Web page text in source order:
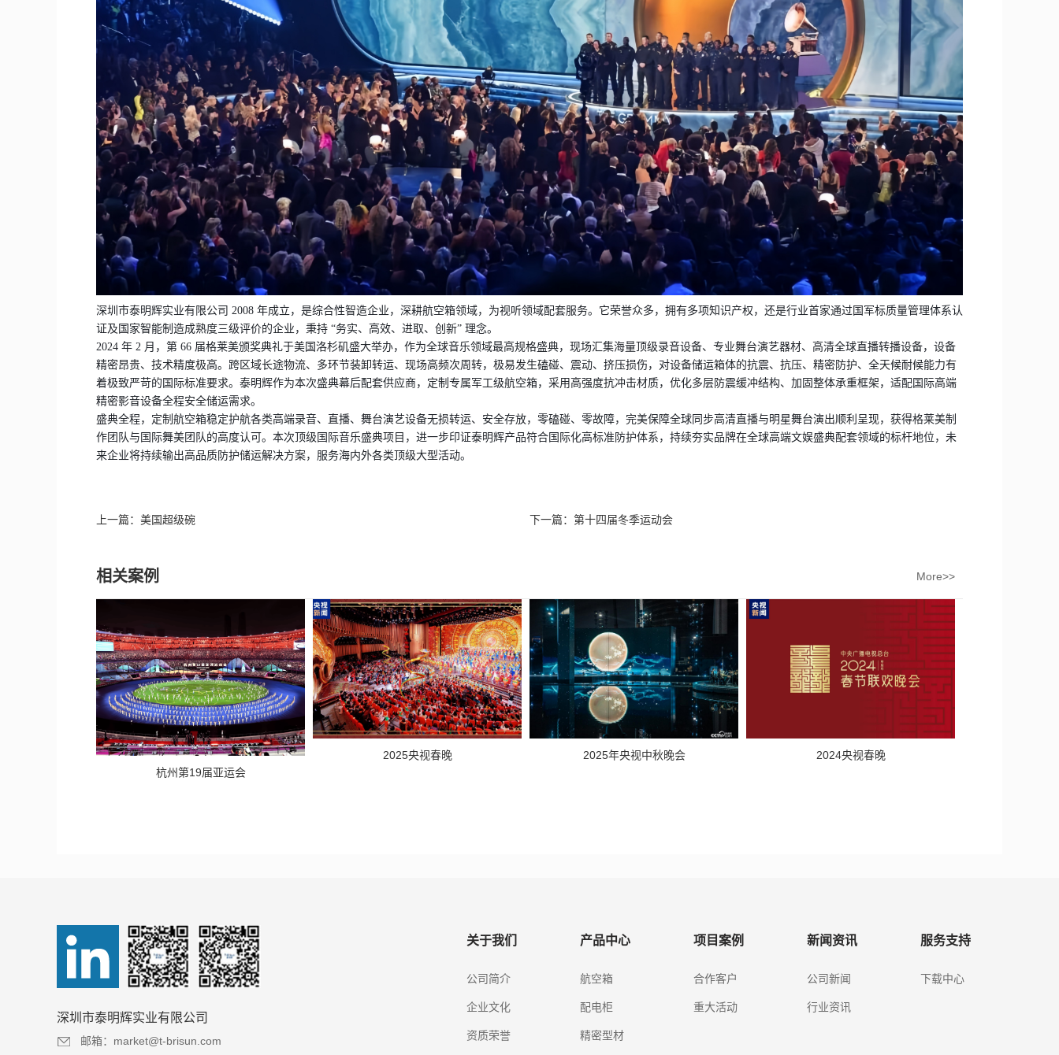
深圳市泰明辉实业有限公司 2008 年成立，是综合性智造企业，深耕航空箱领域，为视听领域配套服务。它荣誉众多，拥有多项知识产权，还是行业首家通过国军标质量管理体系认
证及国家智能制造成熟度三级评价的企业，秉持 “务实、高效、进取、创新” 理念。
2024 年 2 月，第 66 届格莱美颁奖典礼于美国洛杉矶盛大举办，作为全球音乐领域最高规格盛典，现场汇集海量顶级录音设备、专业舞台演艺器材、高清全球直播转播设备，设备
精密昂贵、技术精度极高。跨区域长途物流、多环节装卸转运、现场高频次周转，极易发生磕碰、震动、挤压损伤，对设备储运箱体的抗震、抗压、精密防护、全天候耐候能力有
着极致严苛的国际标准要求。泰明辉作为本次盛典幕后配套供应商，定制专属军工级航空箱，采用高强度抗冲击材质，优化多层防震缓冲结构、加固整体承重框架，适配国际高端
精密影音设备全程安全储运需求。
盛典全程，定制航空箱稳定护航各类高端录音、直播、舞台演艺设备无损转运、安全存放，零磕碰、零故障，完美保障全球同步高清直播与明星舞台演出顺利呈现，获得格莱美制
作团队与国际舞美团队的高度认可。本次顶级国际音乐盛典项目，进一步印证泰明辉产品符合国际化高标准防护体系，持续夯实品牌在全球高端文娱盛典配套领域的标杆地位，未
来企业将持续输出高品质防护储运解决方案，服务海内外各类顶级大型活动。
上一篇： 美国超级碗 下一篇： 第十四届冬季运动会
相关案例 More>>
杭州第19届亚运会
2025央视春晚 2025年央视中秋晚会 2024央视春晚
深圳市泰明辉实业有限公司
邮箱：market@t-brisun.com
关于我们
公司简介
企业文化
资质荣誉
产品中心
航空箱
配电柜
精密型材
项目案例
合作客户
重大活动
新闻资讯
公司新闻
行业资讯
服务支持
下载中心